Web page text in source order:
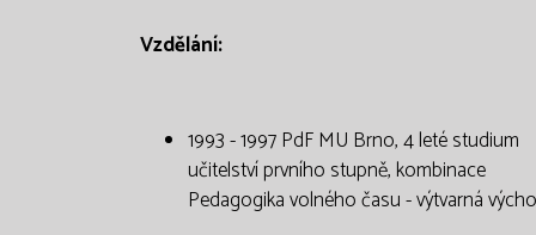
Vzdělání:
1993 - 1997 PdF MU Brno, 4 leté studium
učitelství prvního stupně, kombinace
Pedagogika volného času - výtvarná